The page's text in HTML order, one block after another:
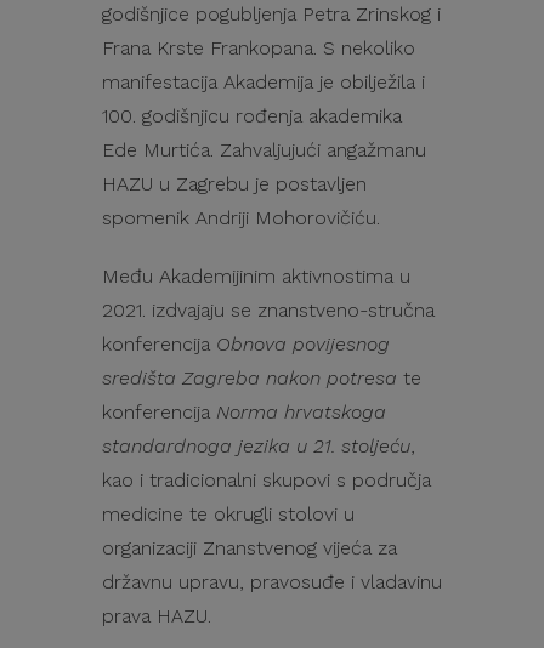
godišnjice pogubljenja Petra Zrinskog i
Frana Krste Frankopana. S nekoliko
manifestacija Akademija je obilježila i
100. godišnjicu rođenja akademika
Ede Murtića. Zahvaljujući angažmanu
HAZU u Zagrebu je postavljen
spomenik Andriji Mohorovičiću.
Među Akademijinim aktivnostima u
2021. izdvajaju se znanstveno-stručna
konferencija Obnova povijesnog
središta Zagreba nakon potresa te
konferencija Norma hrvatskoga
standardnoga jezika u 21. stoljeću,
kao i tradicionalni skupovi s područja
medicine te okrugli stolovi u
organizaciji Znanstvenog vijeća za
državnu upravu, pravosuđe i vladavinu
prava HAZU.